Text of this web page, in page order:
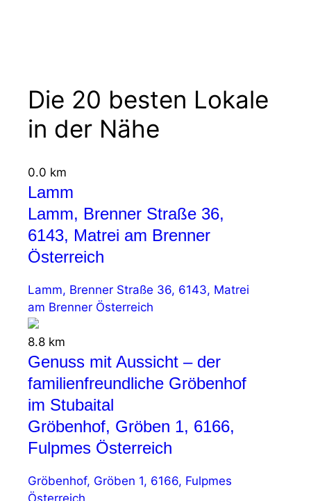
Die 20 besten Lokale
in der Nähe
0.0 km
Lamm
Lamm, Brenner Straße 36,
6143, Matrei am Brenner
Österreich
Lamm, Brenner Straße 36, 6143, Matrei
am Brenner Österreich
8.8 km
Genuss mit Aussicht – der
familienfreundliche Gröbenhof
im Stubaital
Gröbenhof, Gröben 1, 6166,
Fulpmes Österreich
Gröbenhof, Gröben 1, 6166, Fulpmes
Österreich